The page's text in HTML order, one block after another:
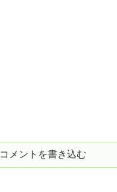
コメントを書き込む